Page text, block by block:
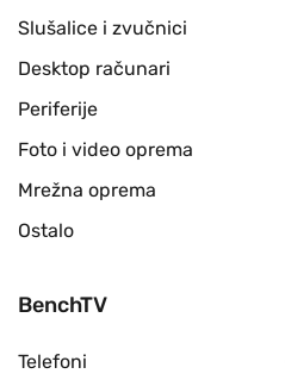
Slušalice i zvučnici
Desktop računari
Periferije
Foto i video oprema
Mrežna oprema
Ostalo
BenchTV
Telefoni